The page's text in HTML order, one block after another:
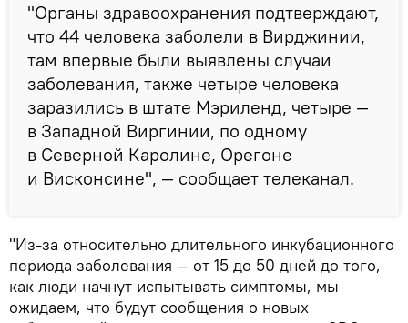
"Органы здравоохранения подтверждают,
что 44 человека заболели в Вирджинии,
там впервые были выявлены случаи
заболевания, также четыре человека
заразились в штате Мэриленд, четыре —
в Западной Виргинии, по одному
в Северной Каролине, Орегоне
и Висконсине", — сообщает телеканал.
"Из-за относительно длительного инкубационного
периода заболевания — от 15 до 50 дней до того,
как люди начнут испытывать симптомы, мы
ожидаем, что будут сообщения о новых